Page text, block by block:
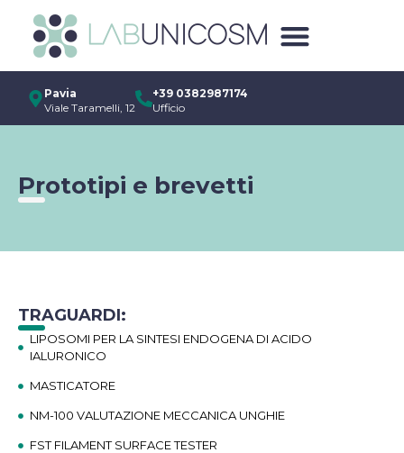
Pavia
Viale Taramelli, 12
+39 0382987174
Ufficio
Prototipi e brevetti
TRAGUARDI:
LIPOSOMI PER LA SINTESI ENDOGENA DI ACIDO
IALURONICO
MASTICATORE
NM-100 VALUTAZIONE MECCANICA UNGHIE
FST FILAMENT SURFACE TESTER